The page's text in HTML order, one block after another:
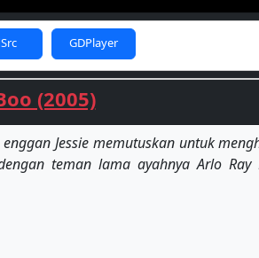
GDPlayer
(2005)
Jessie memutuskan untuk
teman lama ayahnya Arlo Ray